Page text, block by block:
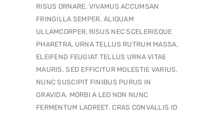
RISUS ORNARE. VIVAMUS ACCUMSAN
FRINGILLA SEMPER. ALIQUAM
ULLAMCORPER, RISUS NEC SCELERISQUE
PHARETRA, URNA TELLUS RUTRUM MASSA,
ELEIFEND FEUGIAT TELLUS URNA VITAE
MAURIS. SED EFFICITUR MOLESTIE VARIUS.
NUNC SUSCIPIT FINIBUS PURUS IN
GRAVIDA. MORBI A LEO NON NUNC
FERMENTUM LAOREET. CRAS CONVALLIS ID